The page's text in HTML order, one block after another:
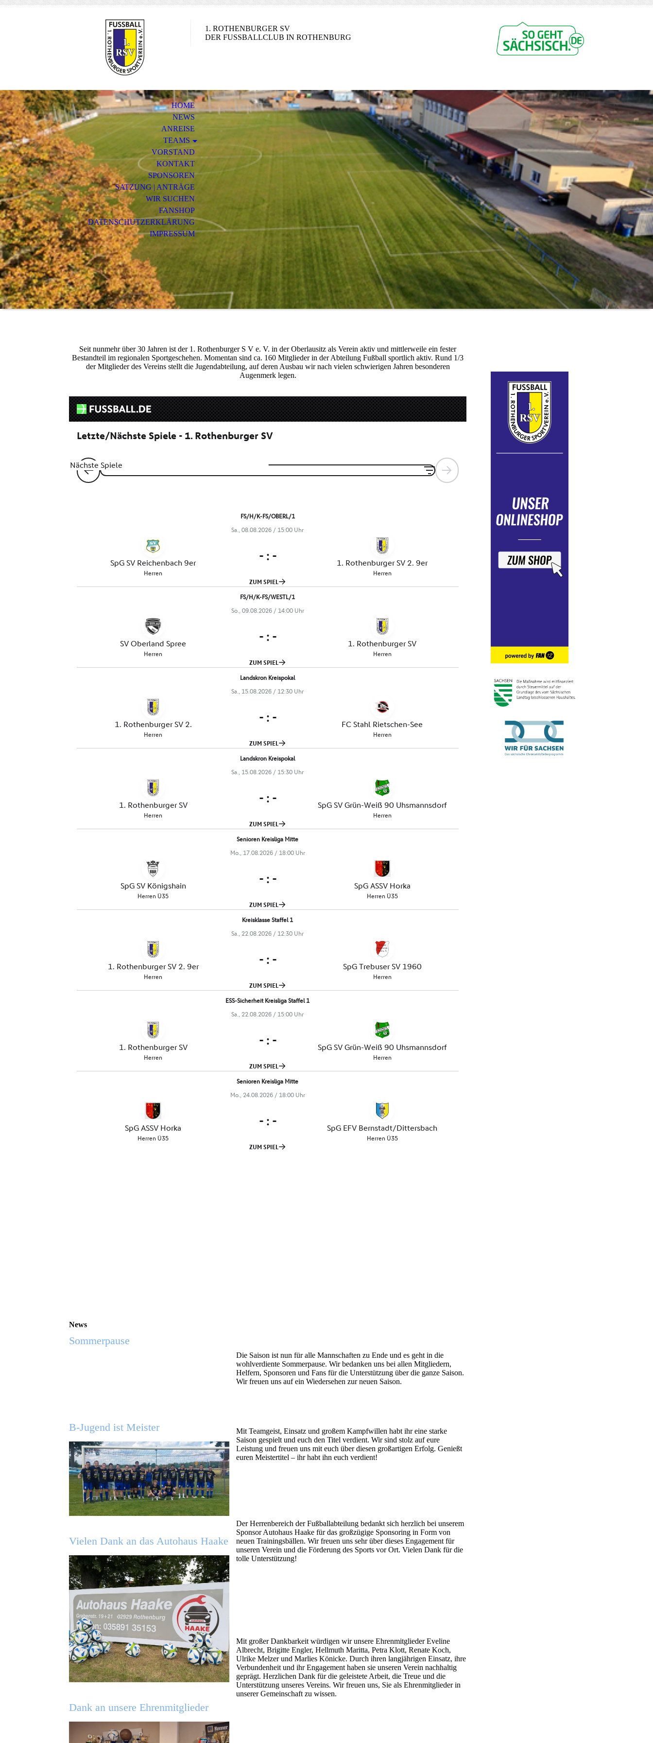
1. ROTHENBURGER SV
DER FUSSBALLCLUB IN ROTHENBURG
HOME
NEWS
ANREISE
TEAMS
VORSTAND
KONTAKT
SPONSOREN
SATZUNG | ANTRÄGE
WIR SUCHEN
FANSHOP
DATENSCHUTZERKLÄRUNG
IMPRESSUM
Seit nunmehr über 30 Jahren ist der 1. Rothenburger S V e. V. in der Oberlausitz als Verein aktiv und mittlerweile ein fester
Bestandteil im regionalen Sportgeschehen. Momentan sind ca. 160 Mitglieder in der Abteilung Fußball sportlich aktiv. Rund 1/3
der Mitglieder des Vereins stellt die Jugendabteilung, auf deren Ausbau wir nach vielen schwierigen Jahren besonderen
Augenmerk legen.
News
Sommerpause
B-Jugend ist Meister
Vielen Dank an das Autohaus Haake
Dank an unsere Ehrenmitglieder
Die Saison ist nun für alle Mannschaften zu Ende und es geht in die
wohlverdiente Sommerpause. Wir bedanken uns bei allen Mitgliedern,
Helfern, Sponsoren und Fans für die Unterstützung über die ganze Saison.
Wir freuen uns auf ein Wiedersehen zur neuen Saison.
Mit Teamgeist, Einsatz und großem Kampfwillen habt ihr eine starke
Saison gespielt und euch den Titel verdient. Wir sind stolz auf eure
Leistung und freuen uns mit euch über diesen großartigen Erfolg. Genießt
euren Meistertitel – ihr habt ihn euch verdient!
Der Herrenbereich der Fußballabteilung bedankt sich herzlich bei unserem
Sponsor Autohaus Haake für das großzügige Sponsoring in Form von
neuen Trainingsbällen. Wir freuen uns sehr über dieses Engagement für
unseren Verein und die Förderung des Sports vor Ort. Vielen Dank für die
tolle Unterstützung!
Mit großer Dankbarkeit würdigen wir unsere Ehrenmitglieder Eveline
Albrecht, Brigitte Engler, Hellmuth Maritta, Petra Klott, Renate Koch,
Ulrike Melzer und Marlies Könicke. Durch ihren langjährigen Einsatz, ihre
Verbundenheit und ihr Engagement haben sie unseren Verein nachhaltig
geprägt. Herzlichen Dank für die geleistete Arbeit, die Treue und die
Unterstützung unseres Vereins. Wir freuen uns, Sie als Ehrenmitglieder in
unserer Gemeinschaft zu wissen.